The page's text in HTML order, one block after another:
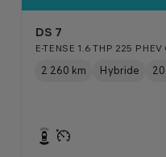
DS 7
E-TENSE 1.6 THP 225 PHEV
2 260 km Hybride